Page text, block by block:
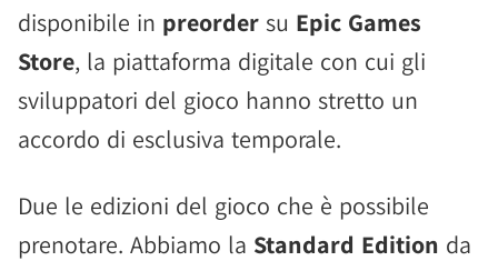
disponibile in preorder su Epic Games
Store, la piattaforma digitale con cui gli
sviluppatori del gioco hanno stretto un
accordo di esclusiva temporale.
Due le edizioni del gioco che è possibile
prenotare. Abbiamo la Standard Edition da